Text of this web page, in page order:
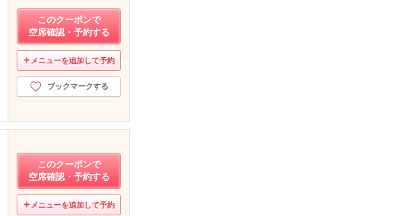
このクーポンで
空席確認・予約する
メニューを追加して予約
ブックマークする
このクーポンで
空席確認・予約する
メニューを追加して予約